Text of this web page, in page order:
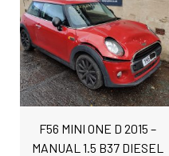
F56 MINI ONE D 2015 –
MANUAL 1.5 B37 DIESEL